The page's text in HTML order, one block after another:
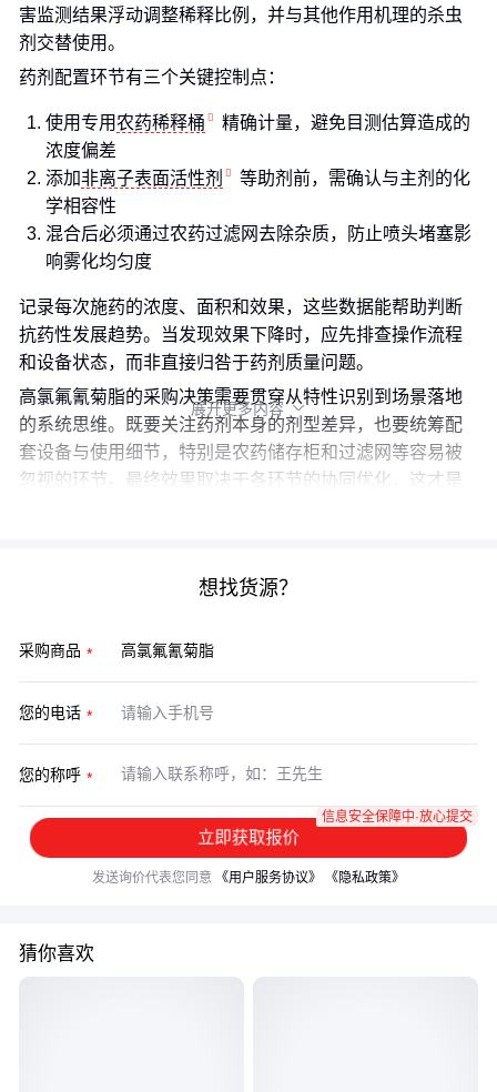
害监测结果浮动调整稀释比例，并与其他作用机理的杀虫
剂交替使用。
药剂配置环节有三个关键控制点：
使用专用农药稀释桶
精确计量，避免目测估算造成的
浓度偏差
添加非离子表面活性剂
等助剂前，需确认与主剂的化
学相容性
混合后必须通过农药过滤网去除杂质，防止喷头堵塞影
响雾化均匀度
记录每次施药的浓度、面积和效果，这些数据能帮助判断
抗药性发展趋势。当发现效果下降时，应先排查操作流程
和设备状态，而非直接归咎于药剂质量问题。
高氯氟氰菊脂的采购决策需要贯穿从特性识别到场景落地
的系统思维。既要关注药剂本身的剂型差异，也要统筹配
套设备与使用细节，特别是农药储存柜和过滤网等容易被
忽视的环节。最终效果取决于各环节的协同优化，这才是
展开更多内容 
想找货源？
采购商品
您的电话
您的称呼
立即获取报价
信息安全保障中·放心提交
发送询价代表您同意 《用户服务协议》 《隐私政策》
猜你喜欢